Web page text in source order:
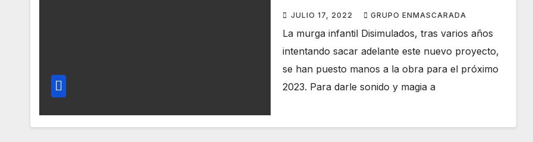
JULIO 17, 2022 GRUPO ENMASCARADA
La murga infantil Disimulados, tras varios años
intentando sacar adelante este nuevo proyecto,
se han puesto manos a la obra para el próximo
2023. Para darle sonido y magia a